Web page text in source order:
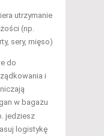
utrzymanie
(np.
sery, mięso)
do
i
w bagażu
jedziesz
logistykę